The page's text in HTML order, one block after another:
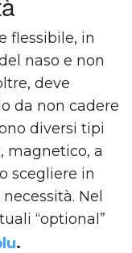
flessibile, in
naso e non
deve
da non cadere
diversi tipi
magnetico, a
scegliere in
Nel
“optional”
.